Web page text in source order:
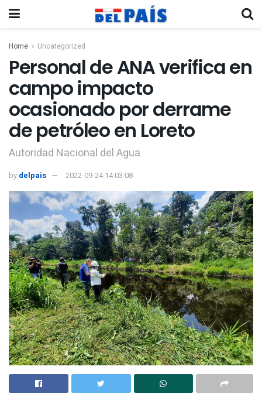
Home Uncategorized
Personal de ANA verifica en
campo impacto
ocasionado por derrame
de petróleo en Loreto
Autoridad Nacional del Agua
by delpais 2022-09-24 14:03:08